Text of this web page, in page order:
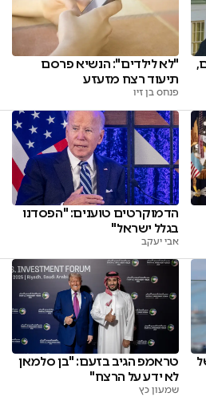
"לא לילדים": הנשיא פרסם
תיעוד רצח מזעזע
פנחס בן זיו
הדמוקרטים טוענים: "הפסדנו
בגלל ישראל"
אבי יעקב
טראמפ הגיב בזעם: "בן סלמאן
לא ידע על הרצח"
שמעון כץ